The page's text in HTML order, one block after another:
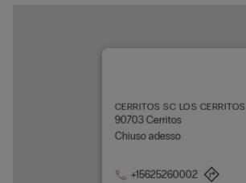
CERRITOS SC LOS CERRITOS
90703 Cerritos
Chiuso adesso
+15625260002